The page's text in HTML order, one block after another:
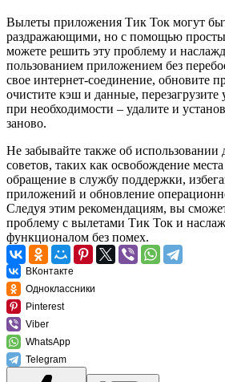
Вылеты приложения Тик Ток могут
раздражающими, но с помощью
можете решить эту проблему и
пользованием приложением без
свое интернет-соединение, обновите
очистите кэш и данные, перезагрузите
при необходимости – удалите и
заново.
Не забывайте также об использовании
советов, таких как освобождение
обращение в службу поддержки,
приложений и обновление
Следуя этим рекомендациям, вы
проблему с вылетами Тик Ток и
функционалом без помех.
ВКонтакте
Одноклассники
Pinterest
Viber
WhatsApp
Telegram